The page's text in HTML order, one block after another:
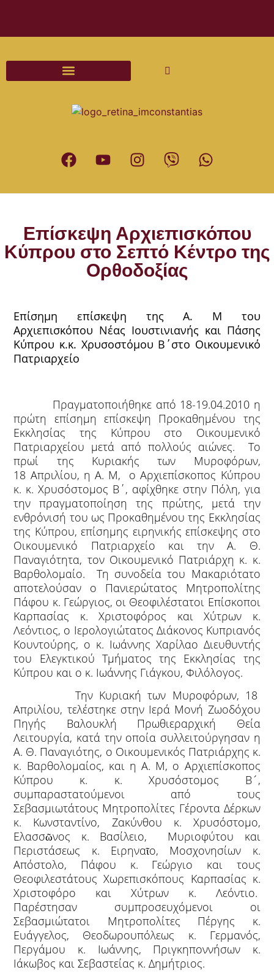
Επίσκεψη Αρχιεπισκόπου
Κύπρου στο Σεπτό Κέντρο της
Ορθοδοξίας
Επίσημη επίσκεψη της Α. Μ του
Αρχιεπισκόπου Νέας Ιουστινιανής και Πάσης
Κύπρου κ.κ. Χρυσοστόμου Β΄στο Οικουμενικό
Πατριαρχείο
Πραγματοποιήθηκε από 18-19.04.2010 η
πρώτη επίσημη επίσκεψη Προκαθημένου της
Εκκλησίας της Κύπρου στο Οικουμενικό
Πατριαρχείου μετά από πολλούς αιώνες. Το
πρωί της Κυριακής των Μυροφόρων,
18 Απριλίου, η Α. Μ, ο Αρχιεπίσκοπος Κύπρου
κ. κ. Χρυσόστομος Β΄, αφίχθηκε στην Πόλη, για
την πραγματοποίηση της πρώτης, μετά την
ενθρόνισή του ως Προκαθημένου της Εκκλησίας
της Κύπρου, επίσημης ειρηνικής επίσκεψης στο
Οικουμενικό Πατριαρχείο και την Α. Θ.
Παναγιότητα, τον Οικουμενικό Πατριάρχη κ. κ.
Βαρθολομαίο. Τη συνοδεία του Μακαριότατο
αποτελούσαν ο Πανιερώτατος Μητροπολίτης
Πάφου κ. Γεώργιος, οι Θεοφιλέστατοι Επίσκοποι
Καρπασίας κ. Χριστοφόρος και Χύτρων κ.
Λεόντιος, ο Ιερολογιώτατος Διάκονος Κυπριανός
Κουντούρης, ο κ. Ιωάννης Χαρίλαο Διευθυντής
του Ελεγκτικού Τμήματος της Εκκλησίας της
Κύπρου και ο κ. Ιωάννης Γιάγκου, Φιλόλογος.
Την Κυριακή των Μυροφόρων, 18
Απριλίου, τελέστηκε στην Ιερά Μονή Ζωοδόχου
Πηγής Βαλουκλή Πρωθιεραρχική Θεία
Λειτουργία, κατά την οποία συλλειτούργησαν η
Α. Θ. Παναγιότης, ο Οικουμενικός Πατριάρχης κ.
κ. Βαρθολομαίος, και η Α. Μ, ο Αρχιεπίσκοπος
Κύπρου κ. κ. Χρυσόστομος Β´,
συμπαραστατούμενοι από τους
Σεβασμιωτάτους Μητροπολίτες Γέροντα Δέρκων
κ. Κωνσταντίνο, Ζακύνθου κ. Χρυσόστομο,
Ελασσῶνος κ. Βασίλειο, Μυριοφύτου και
Περιστάσεως κ. Ειρηναῖο, Μοσχονησίων κ.
Απόστολο, Πάφου κ. Γεώργιο και τους
Θεοφιλεστάτους Χωρεπισκόπους Καρπασίας κ.
Χριστοφόρο και Χύτρων κ. Λεόντιο.
Παρέστησαν συμπροσευχόμενοι οι
Σεβασμιώτατοι Μητροπολίτες Πέργης κ.
Ευάγγελος, Θεοδωρουπόλεως κ. Γερμανός,
Περγάμου κ. Ιωάννης, Πριγκηποννήσων κ.
Ιάκωβος και Σεβαστείας κ. Δημήτριος.